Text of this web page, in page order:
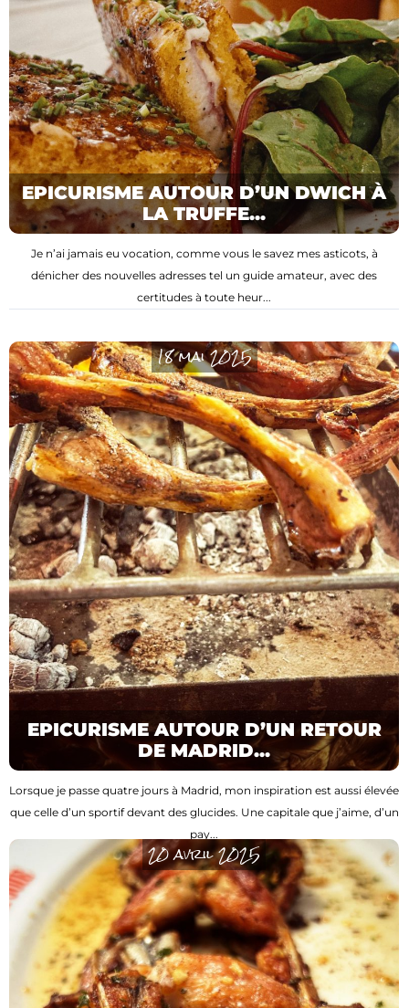
EPICURISME AUTOUR D’UN DWICH À
LA TRUFFE...
Je n’ai jamais eu vocation, comme vous le savez mes asticots, à
dénicher des nouvelles adresses tel un guide amateur, avec des
certitudes à toute heur...
18 mai 2025
EPICURISME AUTOUR D’UN RETOUR
DE MADRID...
Lorsque je passe quatre jours à Madrid, mon inspiration est aussi élevée
que celle d’un sportif devant des glucides. Une capitale que j’aime, d’un
pay...
20 avril 2025